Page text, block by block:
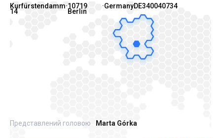
Kurfürstendamm
14
·10719
Berlin
·GermanyDE340040734
Представлений головою Marta Górka